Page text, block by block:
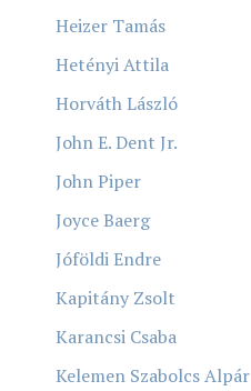
Heizer Tamás
Hetényi Attila
Horváth László
John E. Dent Jr.
John Piper
Joyce Baerg
Jóföldi Endre
Kapitány Zsolt
Karancsi Csaba
Kelemen Szabolcs Alpár